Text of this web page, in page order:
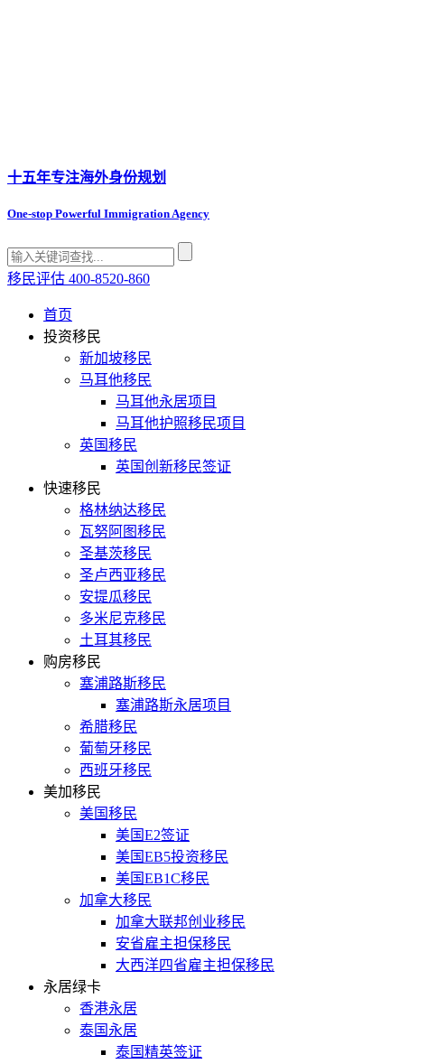
十五年专注海外身份规划
One-stop Powerful Immigration Agency
移民评估 400-8520-860
首页
投资移民
新加坡移民
马耳他移民
马耳他永居项目
马耳他护照移民项目
英国移民
英国创新移民签证
快速移民
格林纳达移民
瓦努阿图移民
圣基茨移民
圣卢西亚移民
安提瓜移民
多米尼克移民
土耳其移民
购房移民
塞浦路斯移民
塞浦路斯永居项目
希腊移民
葡萄牙移民
西班牙移民
美加移民
美国移民
美国E2签证
美国EB5投资移民
美国EB1C移民
加拿大移民
加拿大联邦创业移民
安省雇主担保移民
大西洋四省雇主担保移民
永居绿卡
香港永居
泰国永居
泰国精英签证